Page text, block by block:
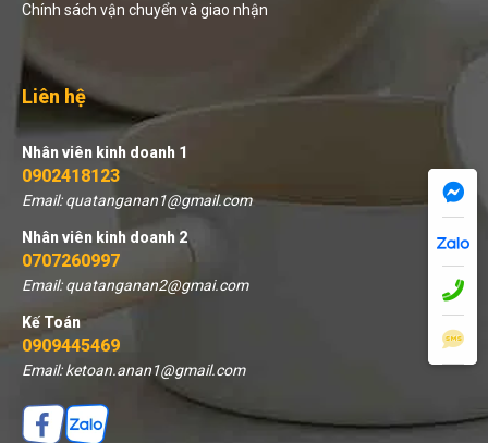
Chính sách vận chuyển và giao nhận
Liên hệ
Nhân viên kinh doanh 1
0902418123
Email: quatanganan1@gmail.com
Nhân viên kinh doanh 2
0707260997
Email: quatanganan2@gmai.com
Kế Toán
0909445469
Email: ketoan.anan1@gmail.com